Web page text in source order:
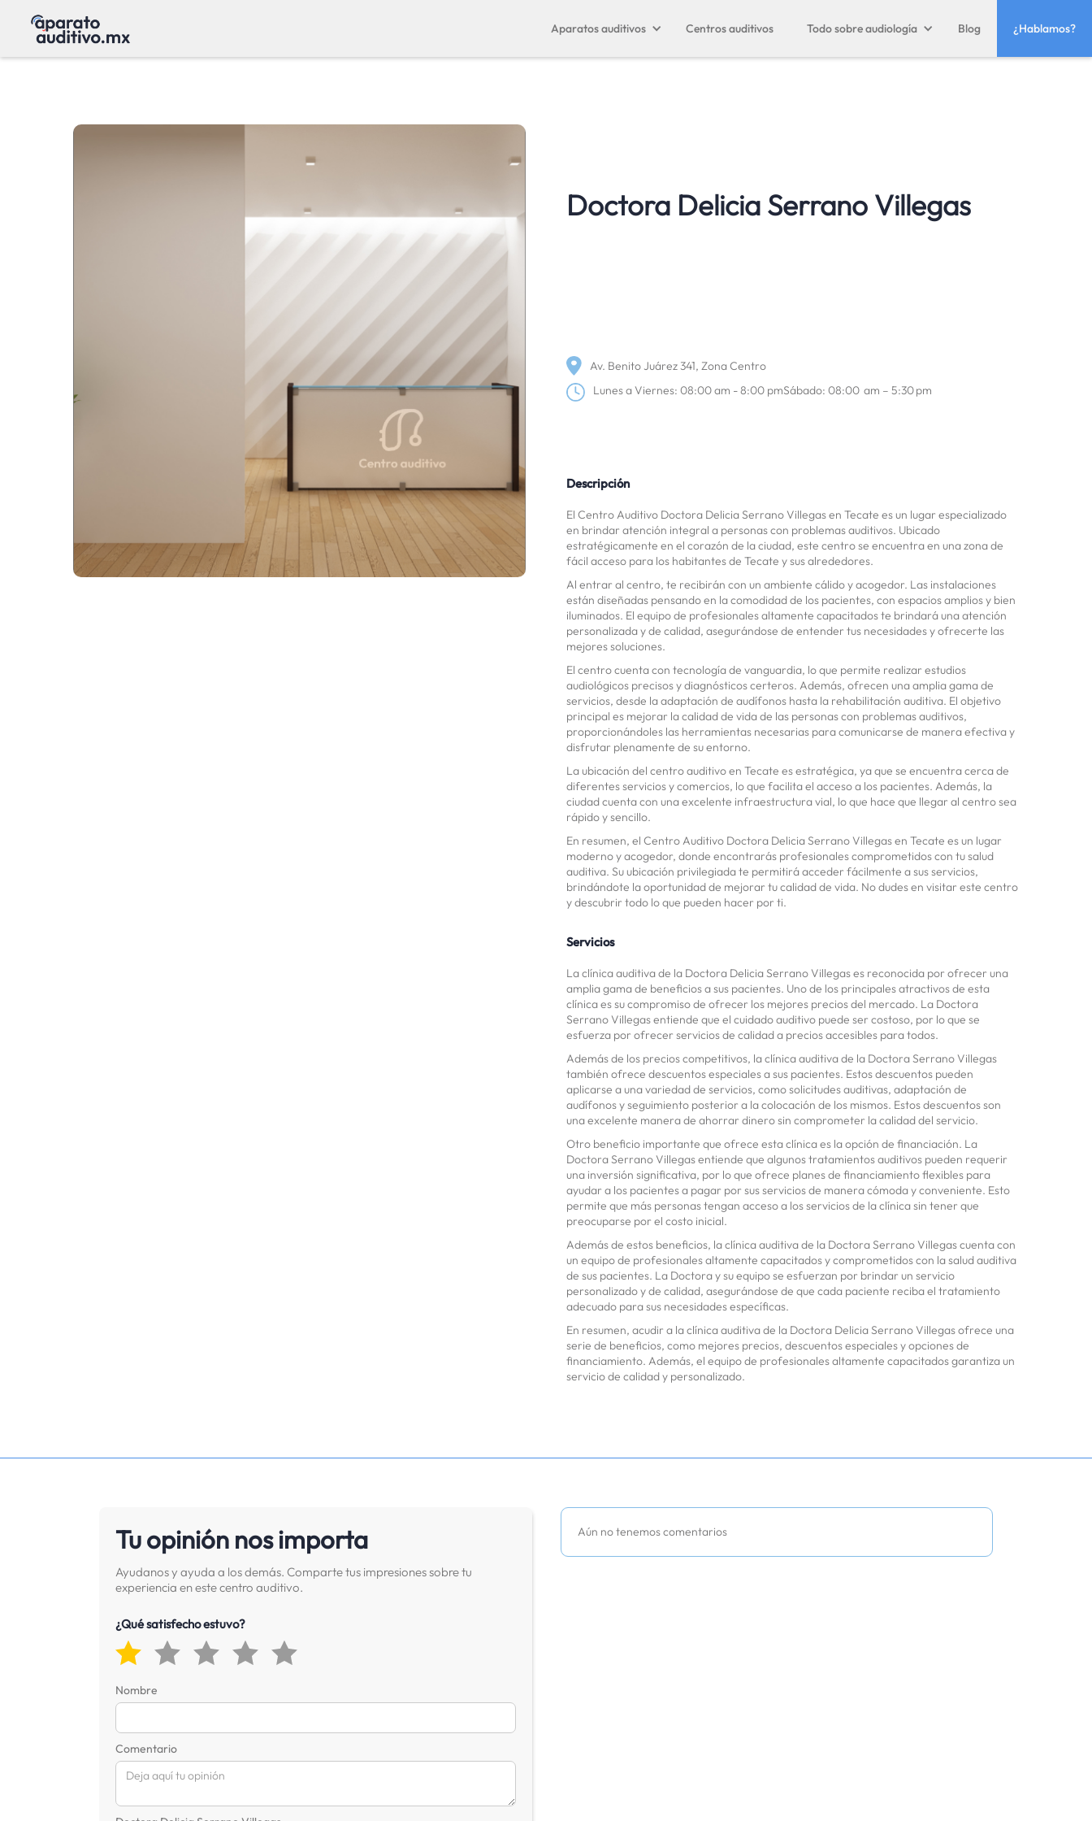
Aparatos auditivos Centros auditivos Todo sobre audiología Blog ¿Hablamos?
Doctora Delicia Serrano Villegas
Av. Benito Juárez 341, Zona Centro
Lunes a Viernes: 08:00 am - 8:00 pmSábado: 08:00 am – 5:30 pm
Descripción
El Centro Auditivo Doctora Delicia Serrano Villegas en Tecate es un lugar especializado
en brindar atención integral a personas con problemas auditivos. Ubicado
estratégicamente en el corazón de la ciudad, este centro se encuentra en una zona de
fácil acceso para los habitantes de Tecate y sus alrededores.
Al entrar al centro, te recibirán con un ambiente cálido y acogedor. Las instalaciones
están diseñadas pensando en la comodidad de los pacientes, con espacios amplios y bien
iluminados. El equipo de profesionales altamente capacitados te brindará una atención
personalizada y de calidad, asegurándose de entender tus necesidades y ofrecerte las
mejores soluciones.
El centro cuenta con tecnología de vanguardia, lo que permite realizar estudios
audiológicos precisos y diagnósticos certeros. Además, ofrecen una amplia gama de
servicios, desde la adaptación de audífonos hasta la rehabilitación auditiva. El objetivo
principal es mejorar la calidad de vida de las personas con problemas auditivos,
proporcionándoles las herramientas necesarias para comunicarse de manera efectiva y
disfrutar plenamente de su entorno.
La ubicación del centro auditivo en Tecate es estratégica, ya que se encuentra cerca de
diferentes servicios y comercios, lo que facilita el acceso a los pacientes. Además, la
ciudad cuenta con una excelente infraestructura vial, lo que hace que llegar al centro sea
rápido y sencillo.
En resumen, el Centro Auditivo Doctora Delicia Serrano Villegas en Tecate es un lugar
moderno y acogedor, donde encontrarás profesionales comprometidos con tu salud
auditiva. Su ubicación privilegiada te permitirá acceder fácilmente a sus servicios,
brindándote la oportunidad de mejorar tu calidad de vida. No dudes en visitar este centro
y descubrir todo lo que pueden hacer por ti.
Servicios
La clínica auditiva de la Doctora Delicia Serrano Villegas es reconocida por ofrecer una
amplia gama de beneficios a sus pacientes. Uno de los principales atractivos de esta
clínica es su compromiso de ofrecer los mejores precios del mercado. La Doctora
Serrano Villegas entiende que el cuidado auditivo puede ser costoso, por lo que se
esfuerza por ofrecer servicios de calidad a precios accesibles para todos.
Además de los precios competitivos, la clínica auditiva de la Doctora Serrano Villegas
también ofrece descuentos especiales a sus pacientes. Estos descuentos pueden
aplicarse a una variedad de servicios, como solicitudes auditivas, adaptación de
audífonos y seguimiento posterior a la colocación de los mismos. Estos descuentos son
una excelente manera de ahorrar dinero sin comprometer la calidad del servicio.
Otro beneficio importante que ofrece esta clínica es la opción de financiación. La
Doctora Serrano Villegas entiende que algunos tratamientos auditivos pueden requerir
una inversión significativa, por lo que ofrece planes de financiamiento flexibles para
ayudar a los pacientes a pagar por sus servicios de manera cómoda y conveniente. Esto
permite que más personas tengan acceso a los servicios de la clínica sin tener que
preocuparse por el costo inicial.
Además de estos beneficios, la clínica auditiva de la Doctora Serrano Villegas cuenta con
un equipo de profesionales altamente capacitados y comprometidos con la salud auditiva
de sus pacientes. La Doctora y su equipo se esfuerzan por brindar un servicio
personalizado y de calidad, asegurándose de que cada paciente reciba el tratamiento
adecuado para sus necesidades específicas.
En resumen, acudir a la clínica auditiva de la Doctora Delicia Serrano Villegas ofrece una
serie de beneficios, como mejores precios, descuentos especiales y opciones de
financiamiento. Además, el equipo de profesionales altamente capacitados garantiza un
servicio de calidad y personalizado.
Tu opinión nos importa
Ayudanos y ayuda a los demás. Comparte tus impresiones sobre tu
experiencia en este centro auditivo.
¿Qué satisfecho estuvo?
Nombre
Comentario
Aún no tenemos comentarios